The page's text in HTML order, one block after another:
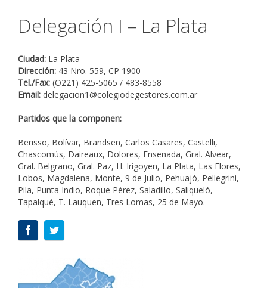
Delegación I – La Plata
Ciudad: La Plata
Dirección: 43 Nro. 559, CP 1900
Tel./Fax: (O221) 425-5065 / 483-8558
Email: delegacion1@colegiodegestores.com.ar
Partidos que la componen:
Berisso, Bolívar, Brandsen, Carlos Casares, Castelli,
Chascomús, Daireaux, Dolores, Ensenada, Gral. Alvear,
Gral. Belgrano, Gral. Paz, H. Irigoyen, La Plata, Las Flores,
Lobos, Magdalena, Monte, 9 de Julio, Pehuajó, Pellegrini,
Pila, Punta Indio, Roque Pérez, Saladillo, Saliqueló,
Tapalqué, T. Lauquen, Tres Lomas, 25 de Mayo.